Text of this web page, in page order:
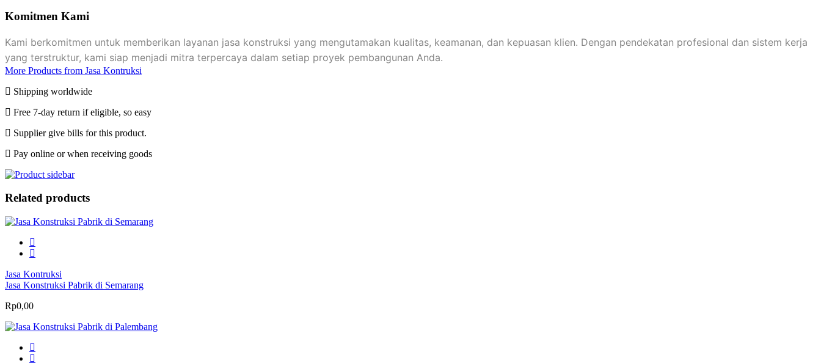
Komitmen Kami
Kami berkomitmen untuk memberikan layanan jasa konstruksi yang mengutamakan kualitas, keamanan, dan kepuasan klien. Dengan pendekatan profesional dan sistem kerja
yang terstruktur, kami siap menjadi mitra terpercaya dalam setiap proyek pembangunan Anda.
More Products from Jasa Kontruksi
Shipping worldwide
Free 7-day return if eligible, so easy
Supplier give bills for this product.
Pay online or when receiving goods
Related products
Jasa Kontruksi
Jasa Konstruksi Pabrik di Semarang
Rp0,00